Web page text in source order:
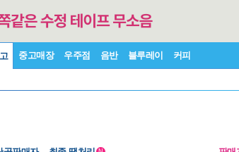
중고매장 우주점 음반 블루레이 커피